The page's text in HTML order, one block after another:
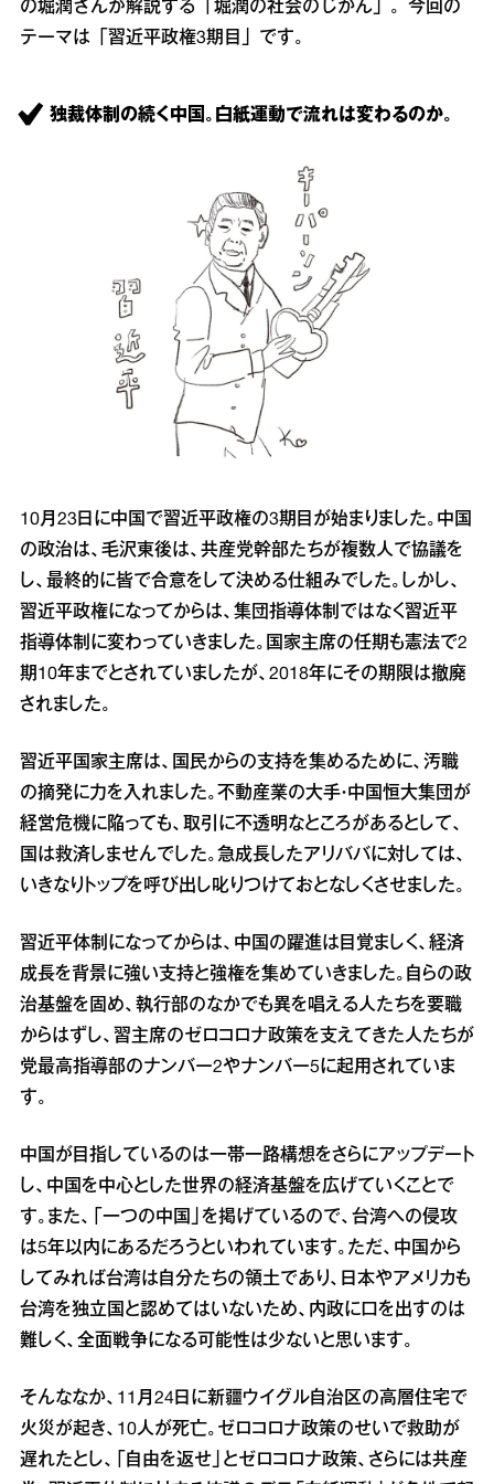
の堀潤さんが解説する「堀潤の社会のじかん」。今回の
テーマは「習近平政権3期目」です。
独裁体制の続く中国。白紙運動で流れは変わるのか。
10月23日に中国で習近平政権の3期目が始まりました。中国
の政治は、毛沢東後は、共産党幹部たちが複数人で協議を
し、最終的に皆で合意をして決める仕組みでした。しかし、
習近平政権になってからは、集団指導体制ではなく習近平
指導体制に変わっていきました。国家主席の任期も憲法で2
期10年までとされていましたが、2018年にその期限は撤廃
されました。
習近平国家主席は、国民からの支持を集めるために、汚職
の摘発に力を入れました。不動産業の大手・中国恒大集団が
経営危機に陥っても、取引に不透明なところがあるとして、
国は救済しませんでした。急成長したアリババに対しては、
いきなりトップを呼び出し叱りつけておとなしくさせました。
習近平体制になってからは、中国の躍進は目覚ましく、経済
成長を背景に強い支持と強権を集めていきました。自らの政
治基盤を固め、執行部のなかでも異を唱える人たちを要職
からはずし、習主席のゼロコロナ政策を支えてきた人たちが
党最高指導部のナンバー2やナンバー5に起用されていま
す。
中国が目指しているのは一帯一路構想をさらにアップデート
し、中国を中心とした世界の経済基盤を広げていくことで
す。また、「一つの中国」を掲げているので、台湾への侵攻
は5年以内にあるだろうといわれています。ただ、中国から
してみれば台湾は自分たちの領土であり、日本やアメリカも
台湾を独立国と認めてはいないため、内政に口を出すのは
難しく、全面戦争になる可能性は少ないと思います。
そんななか、11月24日に新疆ウイグル自治区の高層住宅で
火災が起き、10人が死亡。ゼロコロナ政策のせいで救助が
遅れたとし、「自由を返せ」とゼロコロナ政策、さらには共産